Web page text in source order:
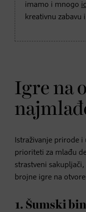
imamo i mnogo
kreativnu zabavu
Igre na
Istraživanje prirode
prioriteti za mlađu
strastveni
brojne igre na
1. Šumski